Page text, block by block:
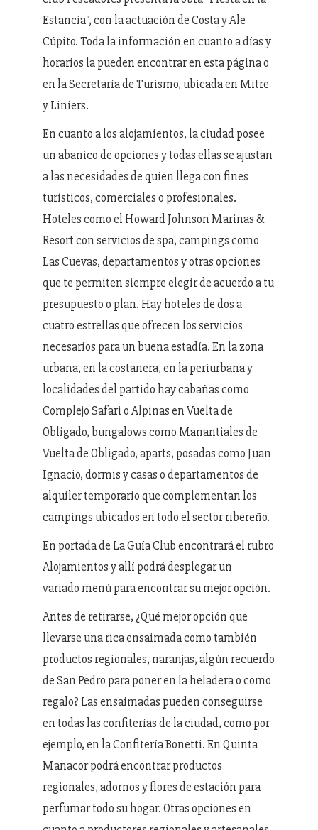
Estancia", con la actuación de Costa y Ale
Cúpito. Toda la información en cuanto a días y
horarios la pueden encontrar en esta página o
en la Secretaría de Turismo, ubicada en Mitre
y Liniers.
En cuanto a los alojamientos, la ciudad posee
un abanico de opciones y todas ellas se ajustan
a las necesidades de quien llega con fines
turísticos, comerciales o profesionales.
Hoteles como el Howard Johnson Marinas &
Resort con servicios de spa, campings como
Las Cuevas, departamentos y otras opciones
que te permiten siempre elegir de acuerdo a tu
presupuesto o plan. Hayhoteles de dos a
cuatro estrellas que ofrecen los servicios
necesarios para un buena estadía.En la zona
urbana, en la costanera, en la periurbana y
localidades del partido hay cabañas como
Complejo Safari o Alpinas en Vuelta de
Obligado, bungalows como Manantiales de
Vuelta de Obligado, aparts, posadas como Juan
Ignacio, dormis y casas o departamentos de
alquiler temporario que complementan los
campings ubicados en todo el sector ribereño.
En portada de La Guía Club encontrará el rubro
Alojamientos y allí podrá desplegar un
variado menú para encontrar su mejor opción.
Antes de retirarse, ¿Qué mejor opción que
llevarse una rica ensaimada como también
productos regionales, naranjas, algún recuerdo
de San Pedro para poner en la heladera o como
regalo? Las ensaimadas pueden conseguirse
en todas las confiterías de la ciudad, como por
ejemplo, en la Confitería Bonetti. En Quinta
Manacor podrá encontrar productos
regionales, adornos y flores de estación para
perfumar todo su hogar. Otras opciones en